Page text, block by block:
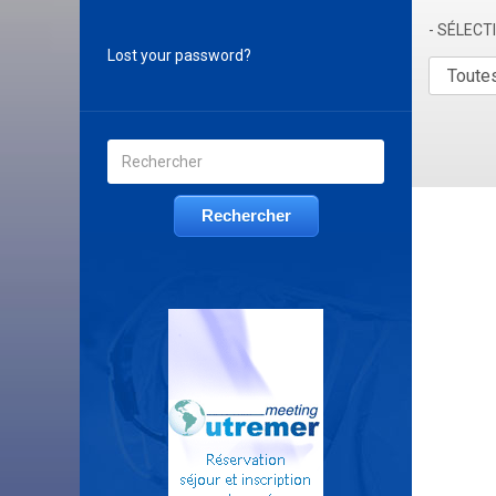
Lost your password?
-